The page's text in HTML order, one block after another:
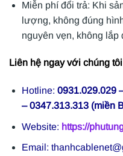
Miễn phí đổi trả: Khi
lượng, không đúng
nguyên vẹn, không lắp
Liên hệ ngay với chúng
Hotline: 0931.029.029
– 0347.313.313 (miền
Website: https://
Email: